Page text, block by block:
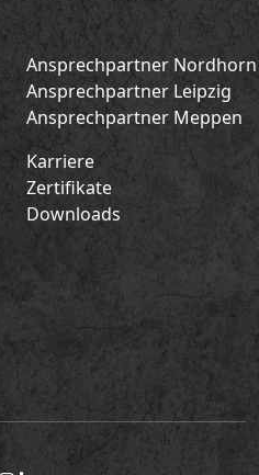
Ansprechpartner Nordhorn
Ansprechpartner Leipzig
Ansprechpartner Meppen
Karriere
Zertifikate
Downloads